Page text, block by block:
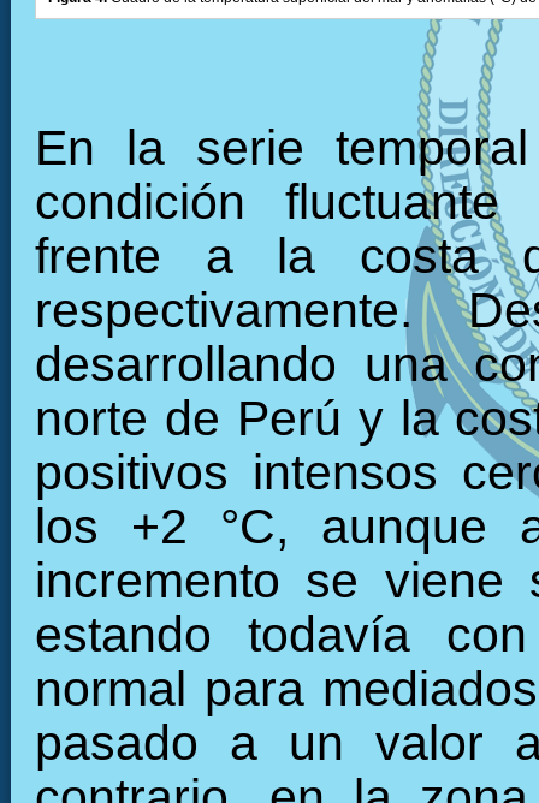
En la serie
condición
frente a la costa
respectivamente.
desarrollando una
norte de Perú y la
positivos intensos
los +2 °C, aunque
incremento se viene
estando todavía
normal para
pasado a un valor